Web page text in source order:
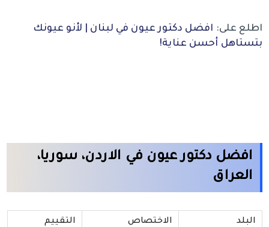
اطلع على: افضل دكتور عيون في لبنان | لأنو عيونك
بتستاهل أحسن عناية!
افضل دكتور عيون في الاردن، سوريا،
العراق
البلد الاختصاص التقييم